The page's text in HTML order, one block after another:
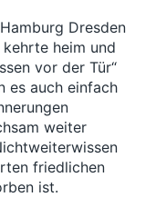
Dresden
heim und
vor der Tür“
es auch einfach
weiter
friedlichen
ist.